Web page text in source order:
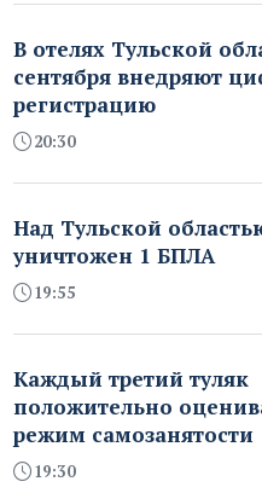
В отелях Тульской
сентября внедряют
регистрацию
20:30
Над Тульской
уничтожен 1 БПЛА
19:55
Каждый третий туляк
положительно
режим самозанятости
19:30